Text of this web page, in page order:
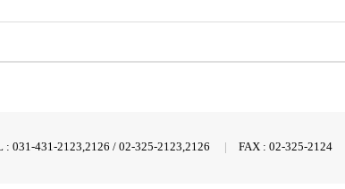
031-431-2123,2126 / 02-325-2123,2126 FAX : 02-325-2124